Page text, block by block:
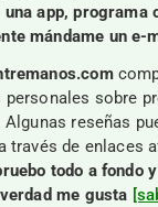
app, programa
mándame un e-
personales sobre
reseñas
través de enlaces
todo a fondo
me gusta